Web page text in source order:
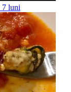
7 luni